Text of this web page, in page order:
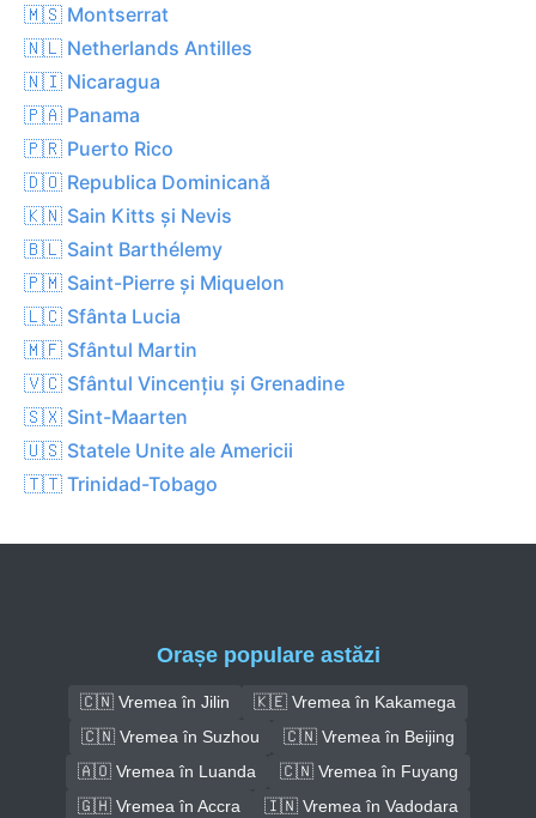
🇲🇸 Montserrat
🇳🇱 Netherlands Antilles
🇳🇮 Nicaragua
🇵🇦 Panama
🇵🇷 Puerto Rico
🇩🇴 Republica Dominicană
🇰🇳 Sain Kitts și Nevis
🇧🇱 Saint Barthélemy
🇵🇲 Saint-Pierre și Miquelon
🇱🇨 Sfânta Lucia
🇲🇫 Sfântul Martin
🇻🇨 Sfântul Vincențiu și Grenadine
🇸🇽 Sint-Maarten
🇺🇸 Statele Unite ale Americii
🇹🇹 Trinidad-Tobago
Orașe populare astăzi
🇨🇳 Vremea în Jilin
🇰🇪 Vremea în Kakamega
🇨🇳 Vremea în Suzhou
🇨🇳 Vremea în Beijing
🇦🇴 Vremea în Luanda
🇨🇳 Vremea în Fuyang
🇬🇭 Vremea în Accra
🇮🇳 Vremea în Vadodara